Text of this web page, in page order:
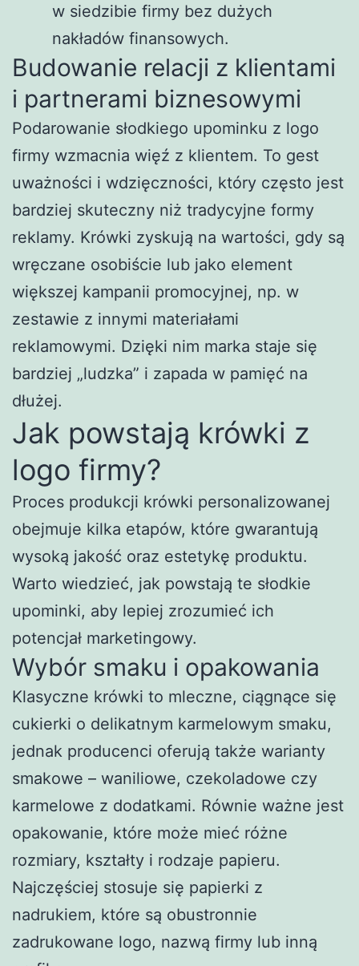
w siedzibie firmy bez dużych
nakładów finansowych.
Budowanie relacji z klientami
i partnerami biznesowymi
Podarowanie słodkiego upominku z logo
firmy wzmacnia więź z klientem. To gest
uważności i wdzięczności, który często jest
bardziej skuteczny niż tradycyjne formy
reklamy. Krówki zyskują na wartości, gdy są
wręczane osobiście lub jako element
większej kampanii promocyjnej, np. w
zestawie z innymi materiałami
reklamowymi. Dzięki nim marka staje się
bardziej „ludzka” i zapada w pamięć na
dłużej.
Jak powstają krówki z
logo firmy?
Proces produkcji krówki personalizowanej
obejmuje kilka etapów, które gwarantują
wysoką jakość oraz estetykę produktu.
Warto wiedzieć, jak powstają te słodkie
upominki, aby lepiej zrozumieć ich
potencjał marketingowy.
Wybór smaku i opakowania
Klasyczne krówki to mleczne, ciągnące się
cukierki o delikatnym karmelowym smaku,
jednak producenci oferują także warianty
smakowe – waniliowe, czekoladowe czy
karmelowe z dodatkami. Równie ważne jest
opakowanie, które może mieć różne
rozmiary, kształty i rodzaje papieru.
Najczęściej stosuje się papierki z
nadrukiem, które są obustronnie
zadrukowane logo, nazwą firmy lub inną